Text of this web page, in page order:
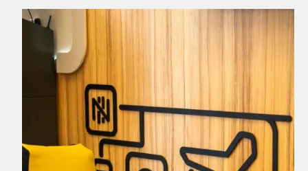
Nomad Explorer
Cartão de crédito brasileiro com cashback
em dólar